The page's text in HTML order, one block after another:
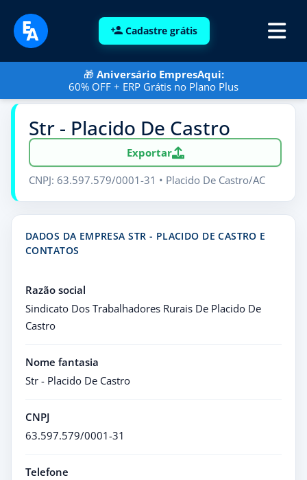
Cadastre grátis
🎁 Aniversário EmpresAqui:
60% OFF + ERP Grátis no Plano Plus
Str - Placido De Castro
Exportar
CNPJ: 63.597.579/0001-31 • Placido De Castro/AC
DADOS DA EMPRESA STR - PLACIDO DE CASTRO E
CONTATOS
Razão social
Sindicato Dos Trabalhadores Rurais De Placido De
Castro
Nome fantasia
Str - Placido De Castro
CNPJ
63.597.579/0001-31
Telefone